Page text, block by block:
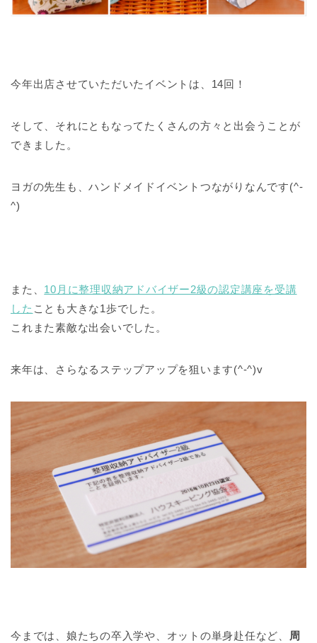
今年出店させていただいたイベントは、14回！
そして、それにともなってたくさんの方々と出会うことが
できました。
ヨガの先生も、ハンドメイドイベントつながりなんです(^-
^)
また、 10月に整理収納アドバイザー2級の認定講座を受講
した ことも大きな1歩でした。
これまた素敵な出会いでした。
来年は、さらなるステップアップを狙います(^-^)v
今までは、娘たちの卒入学や、オットの単身赴任など、
周